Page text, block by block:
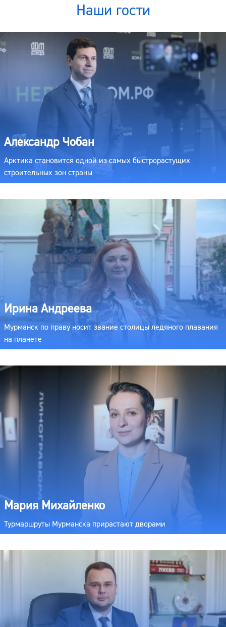
Наши гости
Александр Чобан
Арктика становится одной из самых быстрорастущих
строительных зон страны
Ирина Андреева
Мурманск по праву носит звание столицы ледяного плавания
на планете
Мария Михайленко
Турмаршруты Мурманска прирастают дворами